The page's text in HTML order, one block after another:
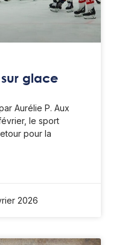
glace
Aurélie P. Aux
le sport
pour la
2026